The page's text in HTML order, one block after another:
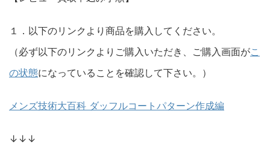
１．以下のリンクより商品を購入してください。
（必ず以下のリンクよりご購入いただき、ご購入画面がこ
の状態になっていることを確認して下さい。）
メンズ技術大百科 ダッフルコートパターン作成編
↓↓↓